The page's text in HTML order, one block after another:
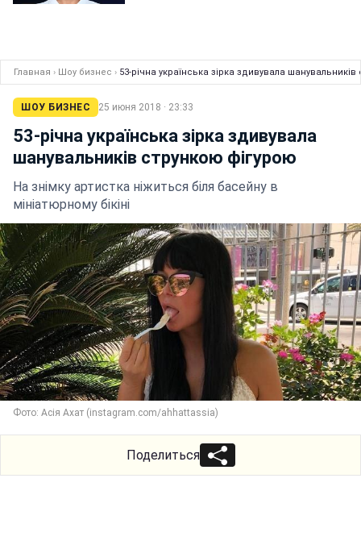
Главная › Шоу бизнес › 53-річна українська зірка здивувала
ШОУ БИЗНЕС 25 июня 2018 · 23:33
53-річна українська зірка здивувала
шанувальників стрункою фігурою
На знімку артистка ніжиться біля басейну в
мініатюрному бікіні
Фото: Асія Ахат (instagram.com/ahhattassia)
Поделиться